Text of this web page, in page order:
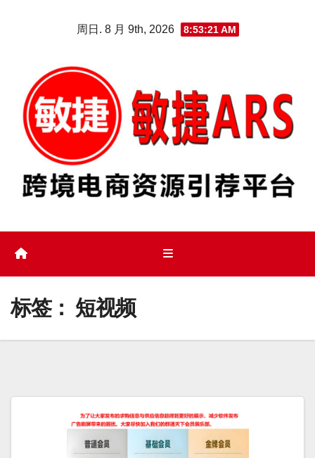
周日. 8 月 9th, 2026 8:53:23 AM
标签： 短视频